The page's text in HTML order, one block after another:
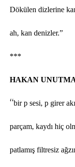
Dökülen dizlerine
ah, kan denizler.”
***
HAKAN
“bir p sesi, p girer
parçam, kaydı hiç
patlamış filtresiz